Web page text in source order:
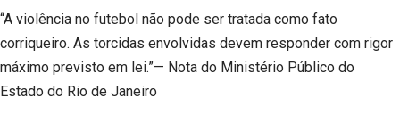
“A violência no futebol não pode ser tratada como fato
corriqueiro. As torcidas envolvidas devem responder com rigor
máximo previsto em lei.”— Nota do Ministério Público do
Estado do Rio de Janeiro